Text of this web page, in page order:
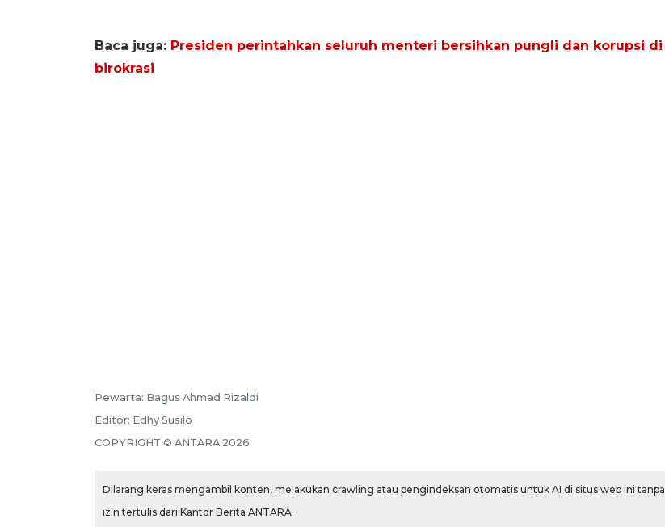
Baca juga: Presiden perintahkan seluruh menteri bersihkan pungli dan korupsi di
birokrasi
Pewarta: Bagus Ahmad Rizaldi
Editor: Edhy Susilo
COPYRIGHT © ANTARA 2026
Dilarang keras mengambil konten, melakukan crawling atau pengindeksan otomatis untuk AI di situs web ini tanpa
izin tertulis dari Kantor Berita ANTARA.
menyusut